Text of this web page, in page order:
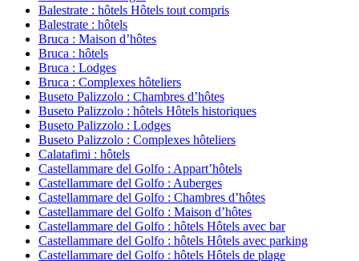
Balestrate : hôtels Hôtels tout compris
Balestrate : hôtels
Bruca : Maison d’hôtes
Bruca : hôtels
Bruca : Lodges
Bruca : Complexes hôteliers
Buseto Palizzolo : Chambres d’hôtes
Buseto Palizzolo : hôtels Hôtels historiques
Buseto Palizzolo : Lodges
Buseto Palizzolo : Complexes hôteliers
Calatafimi : hôtels
Castellammare del Golfo : Appart’hôtels
Castellammare del Golfo : Auberges
Castellammare del Golfo : Chambres d’hôtes
Castellammare del Golfo : Maison d’hôtes
Castellammare del Golfo : hôtels Hôtels avec bar
Castellammare del Golfo : hôtels Hôtels avec parking
Castellammare del Golfo : hôtels Hôtels de plage